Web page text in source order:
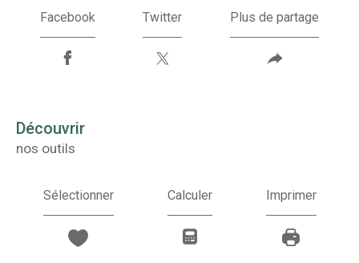
Facebook Twitter Plus de partage
découvrir
nos outils
Sélectionner Calculer Imprimer